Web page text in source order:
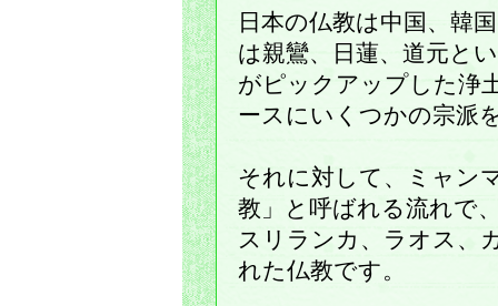
日本の仏教は中国、韓
は親鸞、日蓮、道元と
がピックアップした浄
ースにいくつかの宗派
それに対して、ミャン
教」と呼ばれる流れで
スリランカ、ラオス、
れた仏教です。